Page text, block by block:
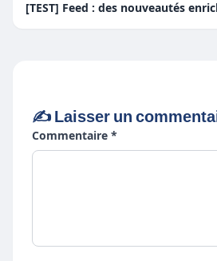
[TEST] Feed : des nouveautés
✍️ Laisser un
Commentaire *